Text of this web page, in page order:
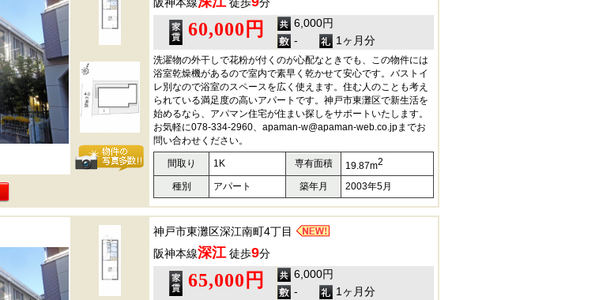
60,000円
6,000円
-
1ヶ月分
洗濯物の外干しで花粉が付くのが心配なときでも、この物件には
浴室乾燥機があるので室内で素早く乾かせて安心です。バストイ
レ別なので浴室のスペースを広く使えます。住む人のことも考え
られている満足度の高いアパートです。神戸市東灘区で新生活を
始めるなら、アパマン住宅が住まい探しをサポートいたします。
お気軽に078-334-2960、apaman-w@apaman-web.co.jpまでお
問い合わせください。
間取り 1K 専有面積 19.87m2
種別 アパート 築年月 2003年5月
神戸市東灘区深江南町4丁目
阪神本線深江 徒歩9分
65,000円
6,000円
-
1ヶ月分